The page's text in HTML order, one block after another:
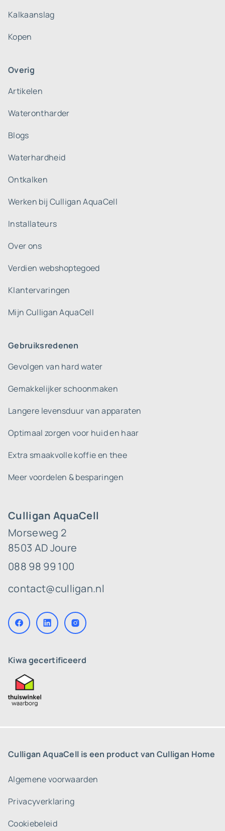
Culligan AquaCell
Morseweg 2
8503 AD Joure
088 98 99 100
contact@culligan.nl
Kiwa gecertificeerd
Kalkaanslag
Kopen
Overig
Artikelen
Waterontharder
Blogs
Waterhardheid
Ontkalken
Werken bij Culligan AquaCell
Installateurs
Over ons
Verdien webshoptegoed
Klantervaringen
Mijn Culligan AquaCell
Gebruiksredenen
Gevolgen van hard water
Gemakkelijker schoonmaken
Langere levensduur van apparaten
Optimaal zorgen voor huid en haar
Extra smaakvolle koffie en thee
Meer voordelen & besparingen
Culligan AquaCell is een product van Culligan Home
Algemene voorwaarden
Privacyverklaring
Cookiebeleid